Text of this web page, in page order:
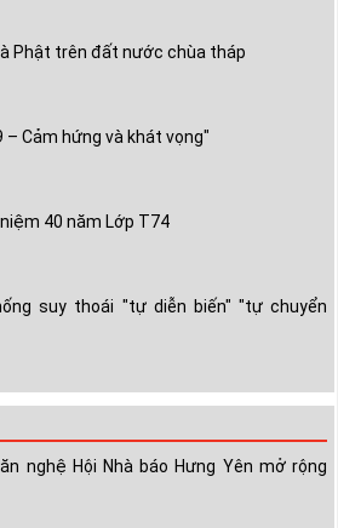
Phật trên đất nước chùa tháp
– Cảm hứng và khát vọng"
40 năm Lớp T74
suy thoái "tự diễn biến" "tự chuyển
nghệ Hội Nhà báo Hưng Yên mở rộng